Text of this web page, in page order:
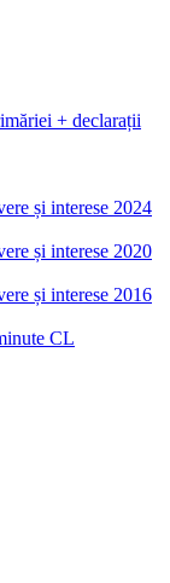
+ declarații
și interese 2024
și interese 2020
și interese 2016
CL